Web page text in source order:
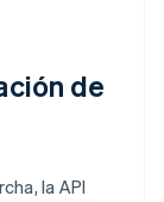
de
la API